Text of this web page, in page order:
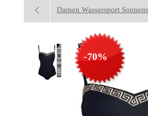
Damen Wassersport
-70%